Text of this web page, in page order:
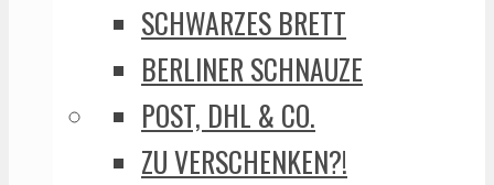
SCHWARZES BRETT
BERLINER SCHNAUZE
POST, DHL & CO.
ZU VERSCHENKEN?!